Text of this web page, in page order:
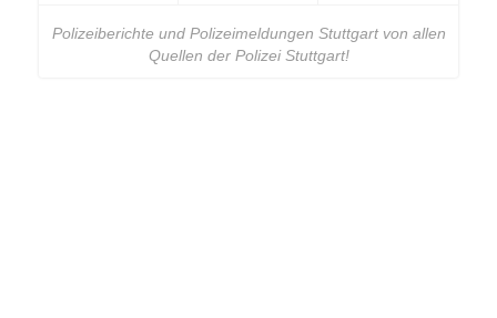
Polizeiberichte und Polizeimeldungen Stuttgart von allen
Quellen der Polizei Stuttgart!